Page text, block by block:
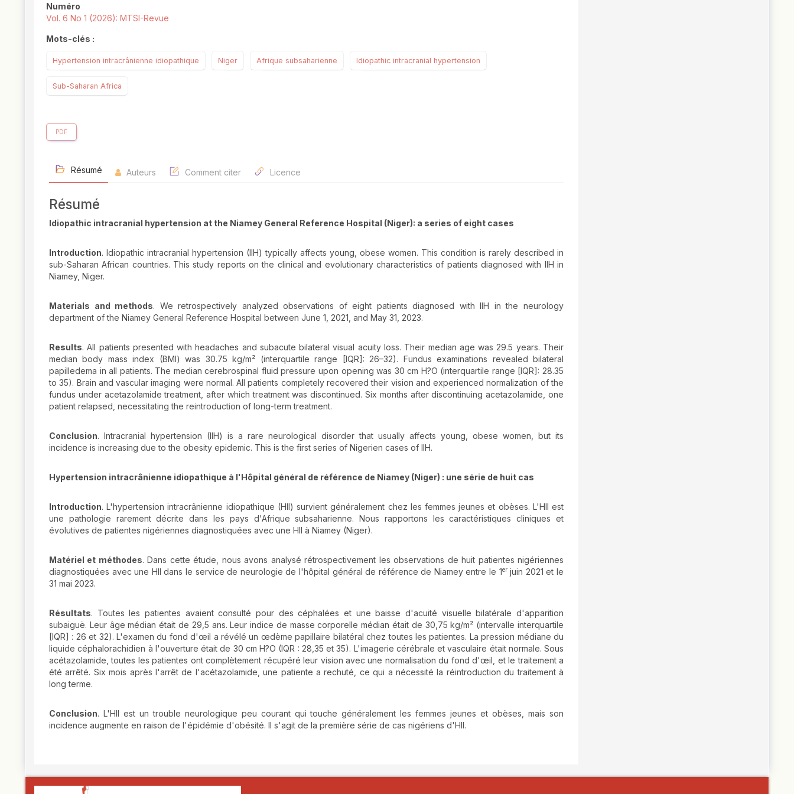
Numéro
Vol. 6 No 1 (2026): MTSI-Revue
Mots-clés :
Hypertension intracrânienne idiopathique Niger Afrique subsaharienne Idiopathic intracranial hypertension
Sub-Saharan Africa
PDF
Résumé Auteurs Comment citer Licence
Résumé
Idiopathic intracranial hypertension at the Niamey General Reference Hospital (Niger): a series of eight cases
Introduction. Idiopathic intracranial hypertension (IIH) typically affects young, obese women. This condition is rarely described in
sub-Saharan African countries. This study reports on the clinical and evolutionary characteristics of patients diagnosed with IIH in
Niamey, Niger.
Materials and methods. We retrospectively analyzed observations of eight patients diagnosed with IIH in the neurology
department of the Niamey General Reference Hospital between June 1, 2021, and May 31, 2023.
Results. All patients presented with headaches and subacute bilateral visual acuity loss. Their median age was 29.5 years. Their
median body mass index (BMI) was 30.75 kg/m² (interquartile range [IQR]: 26–32). Fundus examinations revealed bilateral
papilledema in all patients. The median cerebrospinal fluid pressure upon opening was 30 cm H?O (interquartile range [IQR]: 28.35
to 35). Brain and vascular imaging were normal. All patients completely recovered their vision and experienced normalization of the
fundus under acetazolamide treatment, after which treatment was discontinued. Six months after discontinuing acetazolamide, one
patient relapsed, necessitating the reintroduction of long-term treatment.
Conclusion. Intracranial hypertension (IIH) is a rare neurological disorder that usually affects young, obese women, but its
incidence is increasing due to the obesity epidemic. This is the first series of Nigerien cases of IIH.
Hypertension intracrânienne idiopathique à l'Hôpital général de référence de Niamey (Niger) : une série de huit cas
Introduction. L'hypertension intracrânienne idiopathique (HII) survient généralement chez les femmes jeunes et obèses. L'HII est
une pathologie rarement décrite dans les pays d'Afrique subsaharienne. Nous rapportons les caractéristiques cliniques et
évolutives de patientes nigériennes diagnostiquées avec une HII à Niamey (Niger).
Matériel et méthodes. Dans cette étude, nous avons analysé rétrospectivement les observations de huit patientes nigériennes
diagnostiquées avec une HII dans le service de neurologie de l'hôpital général de référence de Niamey entre le 1erjuin 2021 et le
31 mai 2023.
Résultats. Toutes les patientes avaient consulté pour des céphalées et une baisse d'acuité visuelle bilatérale d'apparition
subaiguë. Leur âge médian était de 29,5 ans. Leur indice de masse corporelle médian était de 30,75 kg/m² (intervalle interquartile
[IQR] : 26 et 32). L'examen du fond d'œil a révélé un œdème papillaire bilatéral chez toutes les patientes. La pression médiane du
liquide céphalorachidien à l'ouverture était de 30 cm H?O (IQR : 28,35 et 35). L'imagerie cérébrale et vasculaire était normale. Sous
acétazolamide, toutes les patientes ont complètement récupéré leur vision avec une normalisation du fond d'œil, et le traitement a
été arrêté. Six mois après l'arrêt de l'acétazolamide, une patiente a rechuté, ce qui a nécessité la réintroduction du traitement à
long terme.
Conclusion. L'HII est un trouble neurologique peu courant qui touche généralement les femmes jeunes et obèses, mais son
incidence augmente en raison de l'épidémie d'obésité. Il s'agit de la première série de cas nigériens d'HII.